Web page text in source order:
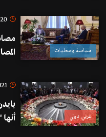
سياسة ومحليات
عربي دولي